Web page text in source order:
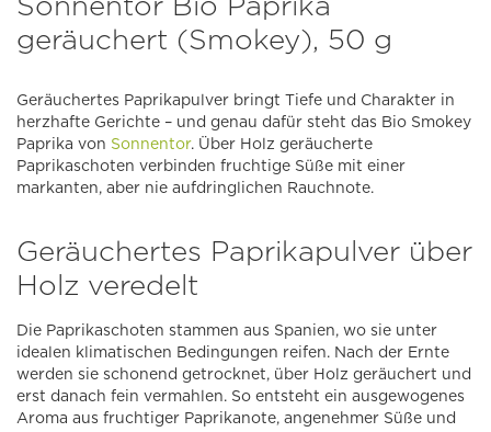
geräuchert (Smokey), 50 g
Geräuchertes Paprikapulver bringt Tiefe und Charakter in
herzhafte Gerichte – und genau dafür steht das Bio Smokey
Paprika von Sonnentor. Über Holz geräucherte
Paprikaschoten verbinden fruchtige Süße mit einer
markanten, aber nie aufdringlichen Rauchnote.
Geräuchertes Paprikapulver über
Holz veredelt
Die Paprikaschoten stammen aus Spanien, wo sie unter
idealen klimatischen Bedingungen reifen. Nach der Ernte
werden sie schonend getrocknet, über Holz geräuchert und
erst danach fein vermahlen. So entsteht ein ausgewogenes
Aroma aus fruchtiger Paprikanote, angenehmer Süße und